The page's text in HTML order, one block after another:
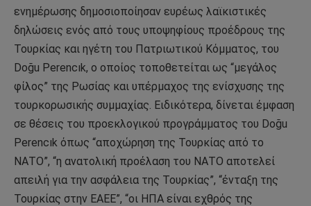
ενημέρωσης δημοσιοποίησαν ευρέως λαϊκιστικές
δηλώσεις ενός από τους υποψηφίους προέδρους της
Τουρκίας και ηγέτη του Πατριωτικού Κόμματος, του
Doğu Perencık, ο οποίος τοποθετείται ως “μεγάλος
φίλος” της Ρωσίας και υπέρμαχος της ενίσχυσης της
τουρκορωσικής συμμαχίας. Ειδικότερα, δίνεται έμφαση
σε θέσεις του προεκλογικού προγράμματος του Doğu
Perencık όπως “αποχώρηση της Τουρκίας από το
ΝΑΤΟ”, “η ανατολική προέλαση του ΝΑΤΟ αποτελεί
απειλή για την ασφάλεια της Τουρκίας”, “ένταξη της
Τουρκίας στην ΕΑΕΕ”, “οι ΗΠΑ είναι εχθρός της